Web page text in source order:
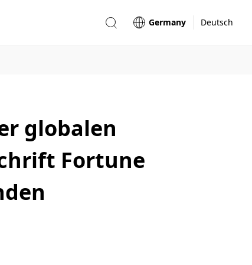
Germany Deutsch
globalen
Fortune